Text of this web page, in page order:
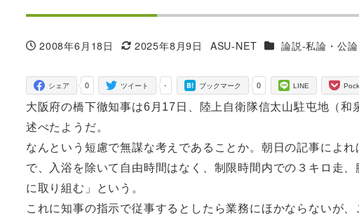
投稿日
2008年6月18日
更新日
2025年8月9日
著
ASU-NET カテゴリー
論説-私論・公論
0
シェア -
ツイート 0
ブックマーク LINE
大阪府の橋下徹知事は6月17日、陸上自衛隊信太山駐屯地（
述べたようだ。
なんという短慮で無謀な考えであることか。朝日の記事によ
で、入浴を除いて自由時間はなく、制限時間内での３キロ走
に取り組む」という。
これに知事の指示で従事するとしたら業務にほかならないが